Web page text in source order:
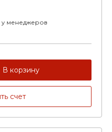
у менеджеров
счет
В корзину